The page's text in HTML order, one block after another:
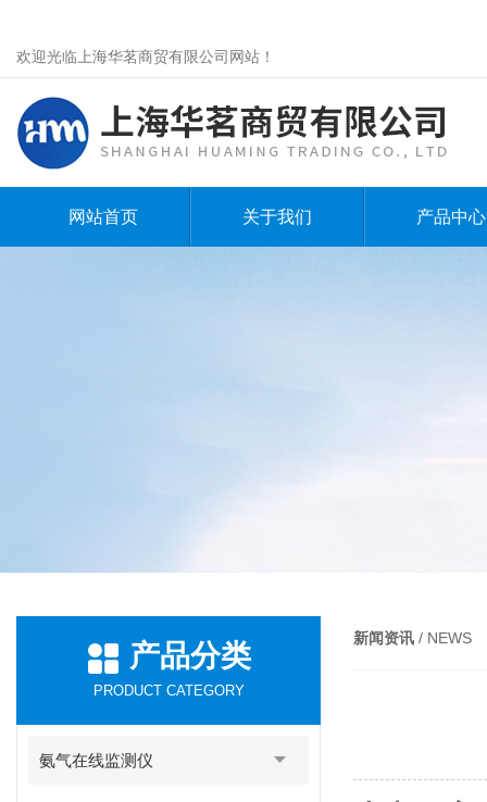
欢迎光临上海华茗商贸有限公司网站！
网站首页 关于我们 产品中心
产品分类
PRODUCT CATEGORY
氨气在线监测仪
新闻资讯 / NEWS